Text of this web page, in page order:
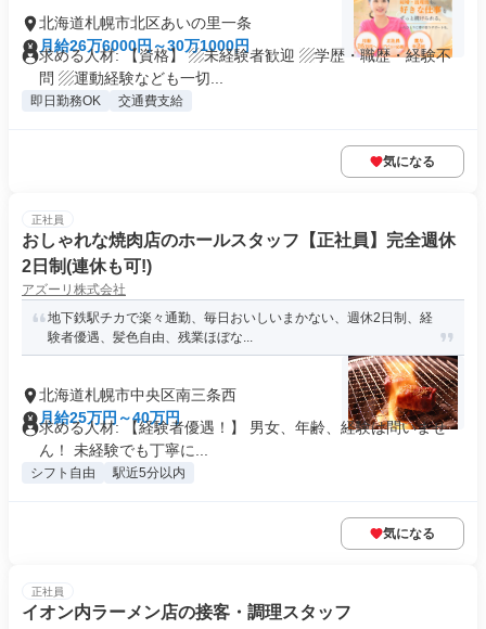
北海道札幌市北区あいの里一条
月給26万6000円～30万1000円
求める人材: 【資格】 ▨未経験者歓迎 ▨学歴・職歴・経験不
問 ▨運動経験なども一切...
即日勤務OK 交通費支給
気になる
正社員
おしゃれな焼肉店のホールスタッフ【正社員】完全週休
2日制(連休も可!)
アズーリ株式会社
地下鉄駅チカで楽々通勤、毎日おいしいまかない、週休2日制、経
験者優遇、髪色自由、残業ほぼな...
北海道札幌市中央区南三条西
月給25万円～40万円
求める人材: 【経験者優遇！】 男女、年齢、経験は問いませ
ん！ 未経験でも丁寧に...
シフト自由 駅近5分以内
気になる
正社員
イオン内ラーメン店の接客・調理スタッフ